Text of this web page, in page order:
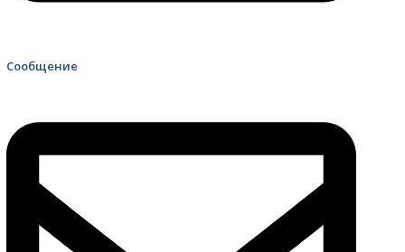
Сообщение